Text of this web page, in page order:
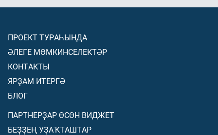
ПРОЕКТ ТУРАҺЫНДА
ӘЛЕГЕ МӨМКИНСЕЛЕКТӘР
КОНТАКТЫ
ЯРҘАМ ИТЕРГӘ
БЛОГ
ПАРТНЕРҘАР ӨСӨН ВИДЖЕТ
БЕҘҘЕҢ УҘАҠТАШТАР